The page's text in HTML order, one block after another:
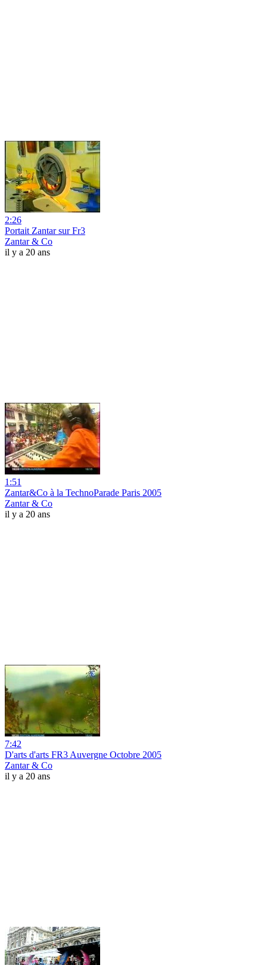
2:26
Portait Zantar sur Fr3
Zantar & Co
il y a 20 ans
1:51
Zantar&Co à la TechnoParade Paris 2005
Zantar & Co
il y a 20 ans
7:42
D'arts d'arts FR3 Auvergne Octobre 2005
Zantar & Co
il y a 20 ans